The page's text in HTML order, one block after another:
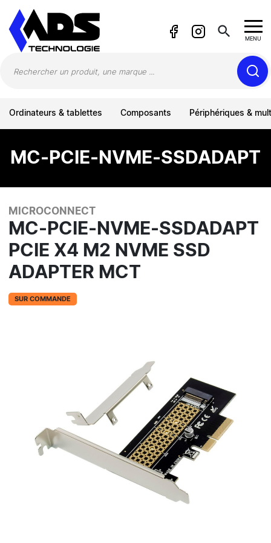
search MENU
Ordinateurs & tablettes Composants Périphériques &
MC-PCIE-NVME-SSDADAPT
MICROCONNECT
MC-PCIE-NVME-SSDADAPT
PCIE X4 M2 NVME SSD
ADAPTER MCT
SUR COMMANDE